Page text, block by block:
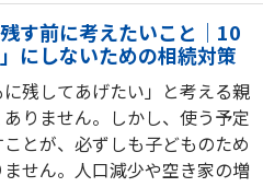
す前に考えたいこと｜10
にしないための相続対策
に残してあげたい」と考える親
りません。しかし、使う予定
とが、必ずしも子どものため
せん。人口減少や空き家の増